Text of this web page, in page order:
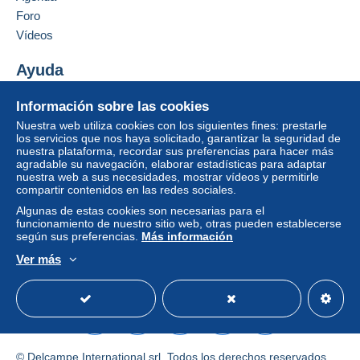
vendedor al comprador. Una compra no pagada
comprador.
cláusulas relativas al pago, estas se considerarán
nulas. Las condiciones de pago de la página web
Delcampe, tal y como se definen en las
condiciones de uso, son las únicas aplicables.
Las compras deben pagarse en un plazo de14
del vendedor.
Garantía:
Derecho de retracto
cargo del comprador.
Para saber el plazo de devolución y de reembolso
consulte las Condiciones de Uso
Información sobre las cookies
Nuestra web utiliza cookies con los siguientes fines: prestarle
los servicios que nos haya solicitado, garantizar la seguridad de
nuestra plataforma, recordar sus preferencias para hacer más
agradable su navegación, elaborar estadísticas para adaptar
nuestra web a sus necesidades, mostrar vídeos y permitirle
compartir contenidos en las redes sociales.
Algunas de estas cookies son necesarias para el
funcionamiento de nuestro sitio web, otras pueden establecerse
según sus preferencias. Más información
Ver más
Foro
Vídeos
Ayuda
Comprar en Delcampe
Vender en Delcampe
Una página securizada
© Delcampe International srl. Todos los derechos reservados.